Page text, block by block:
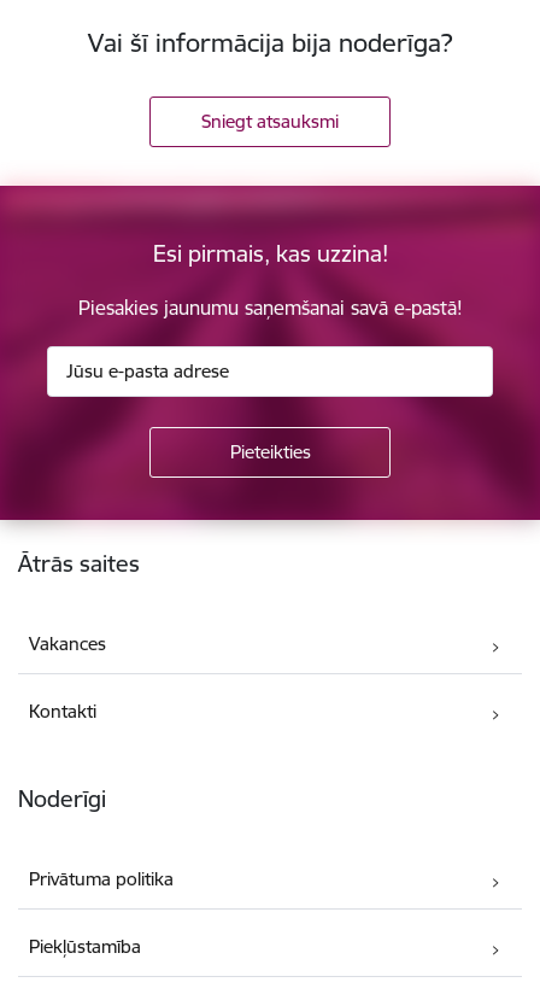
Vai šī informācija bija noderīga?
Sniegt atsauksmi
Esi pirmais, kas uzzina!
Piesakies jaunumu saņemšanai savā e-pastā!
Kājene
Ātrās saites
Vakances
Kontakti
Noderīgi
Privātuma politika
Piekļūstamība